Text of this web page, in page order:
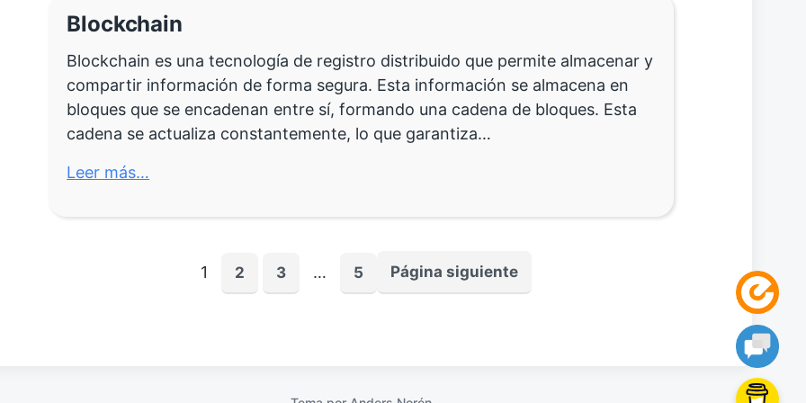
Blockchain
Blockchain es una tecnología de registro distribuido que permite almacenar y
compartir información de forma segura. Esta información se almacena en
bloques que se encadenan entre sí, formando una cadena de bloques. Esta
cadena se actualiza constantemente, lo que garantiza…
Leer más…
1 2 3 … 5 Página siguiente